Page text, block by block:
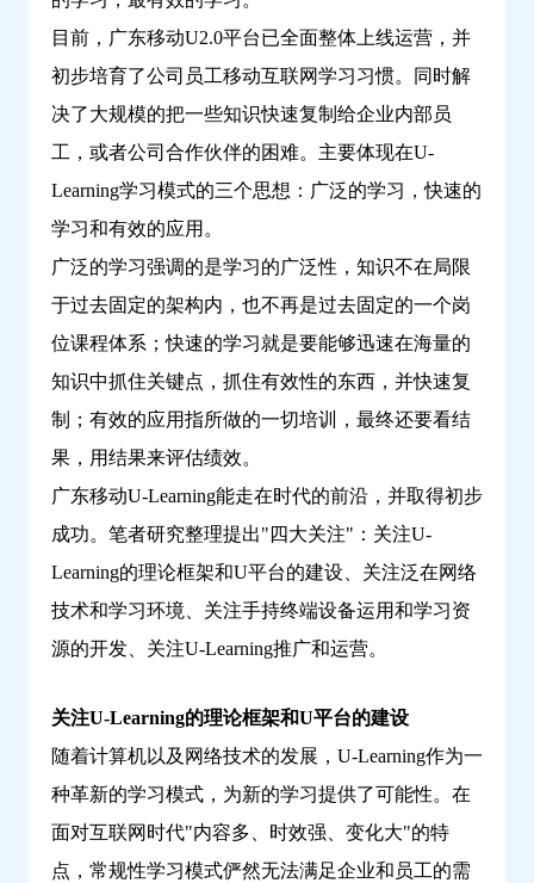
目前，广东移动U2.0平台已全面整体上线运营，并
初步培育了公司员工移动互联网学习习惯。同时解
决了大规模的把一些知识快速复制给企业内部员
工，或者公司合作伙伴的困难。主要体现在U-
Learning学习模式的三个思想：广泛的学习，快速的
学习和有效的应用。
广泛的学习强调的是学习的广泛性，知识不在局限
于过去固定的架构内，也不再是过去固定的一个岗
位课程体系；快速的学习就是要能够迅速在海量的
知识中抓住关键点，抓住有效性的东西，并快速复
制；有效的应用指所做的一切培训，最终还要看结
果，用结果来评估绩效。
广东移动U-Learning能走在时代的前沿，并取得初步
成功。笔者研究整理提出"四大关注"：关注U-
Learning的理论框架和U平台的建设、关注泛在网络
技术和学习环境、关注手持终端设备运用和学习资
源的开发、关注U-Learning推广和运营。
关注U-Learning的理论框架和U平台的建设
随着计算机以及网络技术的发展，U-Learning作为一
种革新的学习模式，为新的学习提供了可能性。在
面对互联网时代"内容多、时效强、变化大"的特
点，常规性学习模式俨然无法满足企业和员工的需